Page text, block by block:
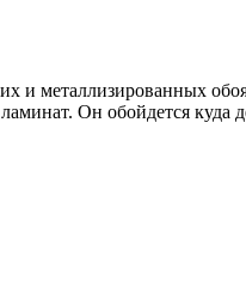
и металлизированных
Он обойдется куда